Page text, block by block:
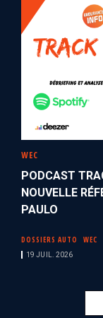
WEC
PODCAST
NOUVELLE
PAULO
DOSSIERS AUTO WEC
19 JUIL. 2026